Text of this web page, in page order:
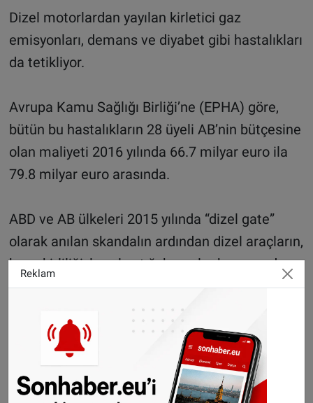
Dizel motorlardan yayılan kirletici gaz
emisyonları, demans ve diyabet gibi hastalıkları
da tetikliyor.
Avrupa Kamu Sağlığı Birliği’ne (EPHA) göre,
bütün bu hastalıkların 28 üyeli AB’nin bütçesine
olan maliyeti 2016 yılında 66.7 milyar euro ila
79.8 milyar euro arasında.
ABD ve AB ülkeleri 2015 yılında “dizel gate”
olarak anılan skandalın ardından dizel araçların,
hava kirliliğiyle yol açtığı hasarlar konusunda
daha duyarlı hale gelmişti.
Hollandalı araştırma şirketine göre, dizel
araçlar, hava kirliliğinin yarattığı maliyetin
yüzde 83’ünden sorumlu. Bu oran AB ülkeleri
içinde yüzde 66 ila 92 arasında değişebiliyor.
Reklam